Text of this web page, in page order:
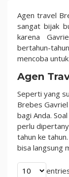
Agen
Travel
Brebes
Penawaran
Menarik
Sewa
Murah
100%
Agen travel
sangat bijak
karena
bertahun-
mencoba
Agen
Seperti yang
Brebes
bagi Anda.
perlu
tahun ke
bisa langsung